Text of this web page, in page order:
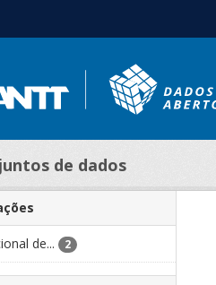
de dados
de... 2